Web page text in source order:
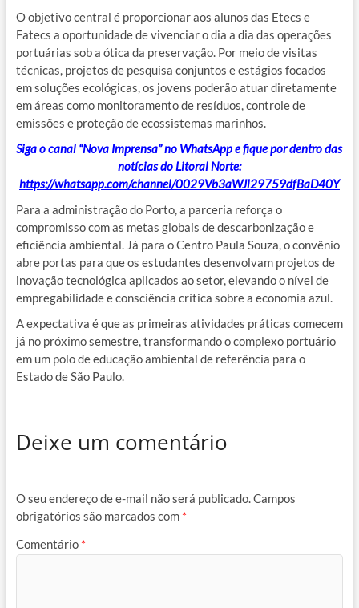
O objetivo central é proporcionar aos alunos das Etecs e
Fatecs a oportunidade de vivenciar o dia a dia das operações
portuárias sob a ótica da preservação. Por meio de visitas
técnicas, projetos de pesquisa conjuntos e estágios focados
em soluções ecológicas, os jovens poderão atuar diretamente
em áreas como monitoramento de resíduos, controle de
emissões e proteção de ecossistemas marinhos.
Siga o canal “Nova Imprensa” no WhatsApp e fique por dentro das
notícias do Litoral Norte:
https://whatsapp.com/channel/0029Vb3aWJl29759dfBaD40Y
Para a administração do Porto, a parceria reforça o
compromisso com as metas globais de descarbonização e
eficiência ambiental. Já para o Centro Paula Souza, o convênio
abre portas para que os estudantes desenvolvam projetos de
inovação tecnológica aplicados ao setor, elevando o nível de
empregabilidade e consciência crítica sobre a economia azul.
A expectativa é que as primeiras atividades práticas comecem
já no próximo semestre, transformando o complexo portuário
em um polo de educação ambiental de referência para o
Estado de São Paulo.
Deixe um comentário
O seu endereço de e-mail não será publicado.Campos
obrigatórios são marcados com *
Comentário *